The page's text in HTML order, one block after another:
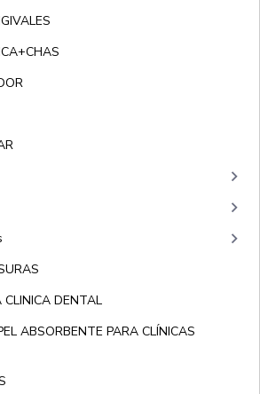
keyboard_arrow_right
keyboard_arrow_right
keyboard_arrow_right
CLINICA DENTAL
ABSORBENTE PARA CLÍNICAS